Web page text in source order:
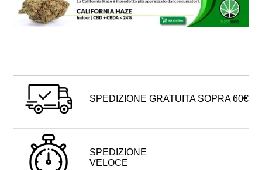
SPEDIZIONE GRATUITA SOPRA 60€
SPEDIZIONE
VELOCE